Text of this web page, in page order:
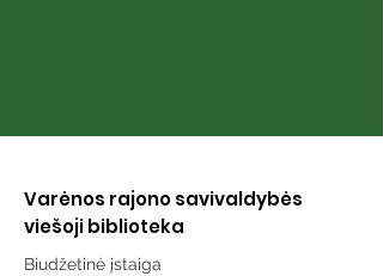
Varėnos rajono savivaldybės
viešoji biblioteka
Biudžetinė įstaiga